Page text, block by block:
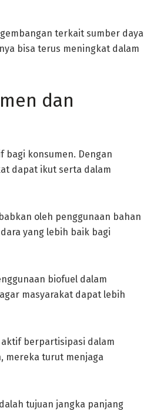
terkait sumber daya
bisa terus meningkat dalam
dan
bagi konsumen. Dengan
dapat ikut serta dalam
oleh penggunaan bahan
yang lebih baik bagi
biofuel dalam
masyarakat dapat lebih
berpartisipasi dalam
mereka turut menjaga
tujuan jangka panjang